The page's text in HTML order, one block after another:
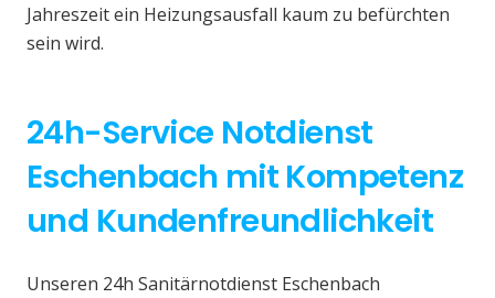
Jahreszeit ein Heizungsausfall kaum zu befürchten
sein wird.
24h-Service Notdienst
Eschenbach mit Kompetenz
und Kundenfreundlichkeit
Unseren 24h Sanitärnotdienst Eschenbach